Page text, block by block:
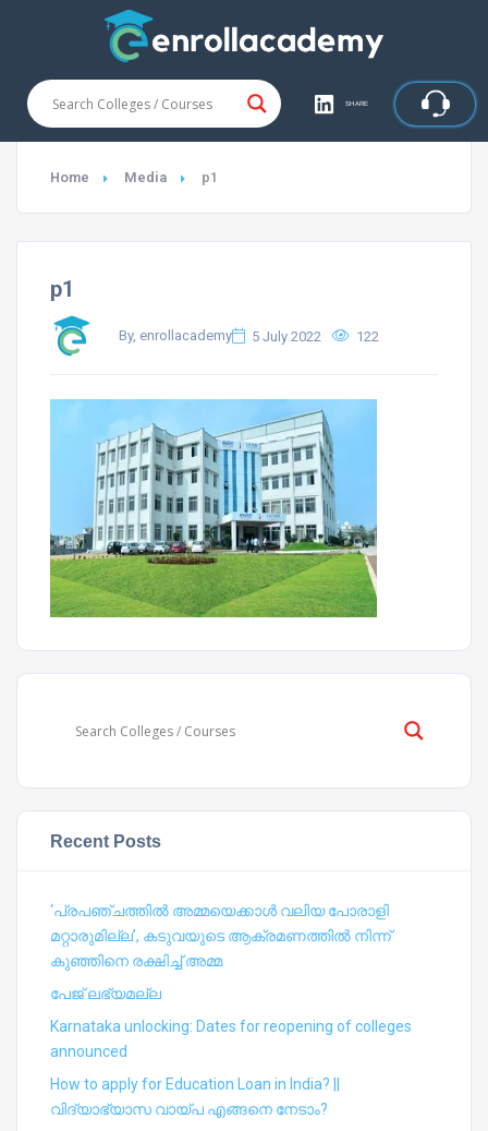
SHARE
Home Media p1
p1
By, enrollacademy 5 July 2022 122
Recent Posts
‘പ്രപഞ്ചത്തില്‍ അമ്മയെക്കാള്‍ വലിയ പോരാളി
മറ്റാരുമില്ല’, കടുവയുടെ ആക്രമണത്തില്‍ നിന്ന്
കുഞ്ഞിനെ രക്ഷിച്ച് അമ്മ
പേജ് ലഭ്യമല്ല
Karnataka unlocking: Dates for reopening of colleges
announced
How to apply for Education Loan in India? ||
വിദ്യാഭ്യാസ വായ്പ എങ്ങനെ നേടാം?